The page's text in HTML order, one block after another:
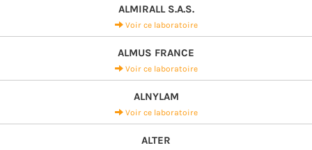
ALMIRALL S.A.S.
Voir ce laboratoire
ALMUS FRANCE
Voir ce laboratoire
ALNYLAM
Voir ce laboratoire
ALTER